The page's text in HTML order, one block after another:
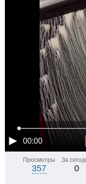
00:00
Просмотры
357
За
0